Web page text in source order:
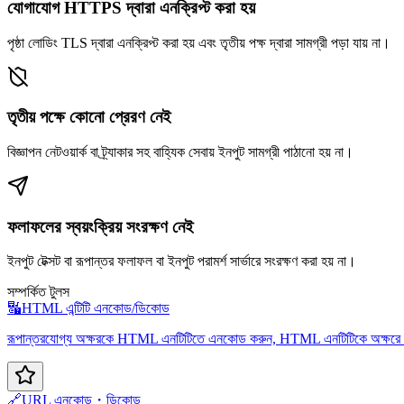
যোগাযোগ HTTPS দ্বারা এনক্রিপ্ট করা হয়
পৃষ্ঠা লোডিং TLS দ্বারা এনক্রিপ্ট করা হয় এবং তৃতীয় পক্ষ দ্বারা সামগ্রী পড়া যায় না।
তৃতীয় পক্ষে কোনো প্রেরণ নেই
বিজ্ঞাপন নেটওয়ার্ক বা ট্র্যাকার সহ বাহ্যিক সেবায় ইনপুট সামগ্রী পাঠানো হয় না।
ফলাফলের স্বয়ংক্রিয় সংরক্ষণ নেই
ইনপুট টেক্সট বা রূপান্তর ফলাফল বা ইনপুট পরামর্শ সার্ভারে সংরক্ষণ করা হয় না।
সম্পর্কিত টুলস
🔣HTML এন্টিটি এনকোড/ডিকোড
রূপান্তরযোগ্য অক্ষরকে HTML এনটিটিতে এনকোড করুন, HTML এনটিটিকে
🔗URL এনকোড・ডিকোড